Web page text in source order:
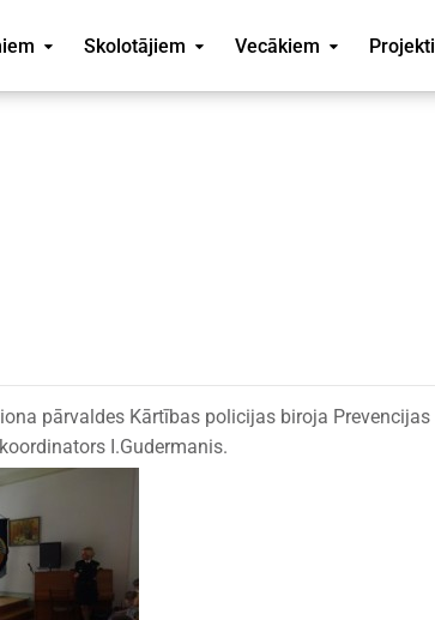
Skolotājiem Vecākiem Projekti
pārvaldes Kārtības policijas biroja Prevencijas
I.Gudermanis.